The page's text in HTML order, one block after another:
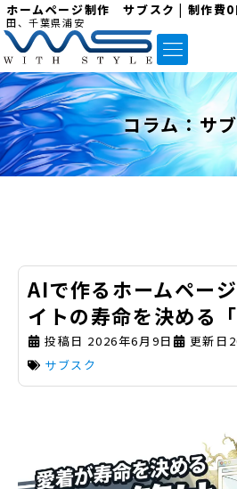
ホームページ制作 サブスク | 制作費0
田、千葉県浦安
コラム：サ
AIで作るホームペー
イトの寿命を決める
投稿日 2026年6月9日
更新日
サブスク